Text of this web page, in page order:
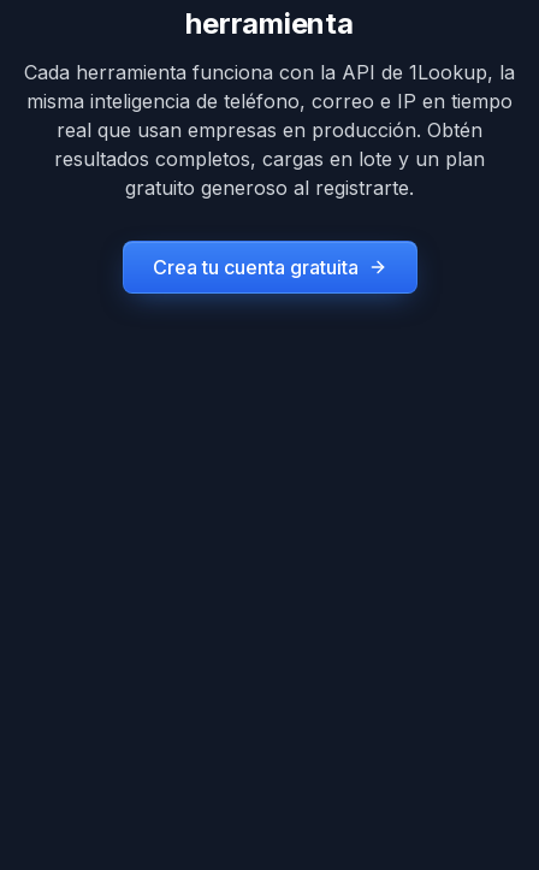
herramienta
Cada herramienta funciona con la API de 1Lookup, la
misma inteligencia de teléfono, correo e IP en tiempo
real que usan empresas en producción. Obtén
resultados completos, cargas en lote y un plan
gratuito generoso al registrarte.
Crea tu cuenta gratuita